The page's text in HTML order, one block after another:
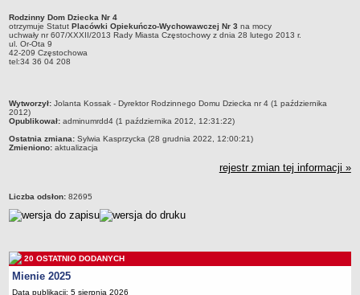
Specjalny Ośrodek nr 1
Specjalny Ośrodek nr 5
BURSA MIEJSKA
Statut
Majątek
Godziny dyżurów
Deklaracja dostępności
Rodzinny Dom Dziecka Nr 4
otrzymuje StatutPlacówki Opiekuńczo-Wychowawczej Nr 3 na mocy
uchwały nr 607/XXXII/2013 Rady Miasta Częstochowy z dnia 28 lutego 2013 r.
ul. Or-Ota 9
42-209 Częstochowa
tel:34 36 04 208
metryczka
Wytworzył: Jolanta Kossak - Dyrektor Rodzinnego Domu Dziecka nr 4 (1 października
2012)
Opublikował: adminumrdd4 (1 października 2012, 12:31:22)
Ostatnia zmiana: Sylwia Kasprzycka (28 grudnia 2022, 12:00:21)
Zmieniono: aktualizacja
rejestr zmian tej informacji »
Liczba odsłon: 82695
20 OSTATNIO DODANYCH
Mienie 2025
Data publikacji: 5 sierpnia 2026